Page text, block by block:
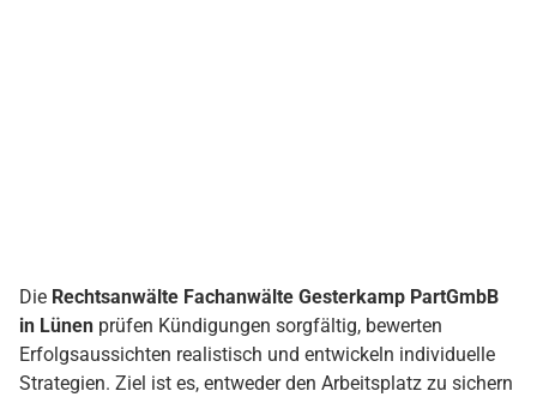
Ob Sie Ihren Job behalten oder eine Abfindung annehmen
sollten, hängt immer vom Einzelfall ab. Rechtliche
Erfolgsaussichten, wirtschaftliche Perspektiven und
persönliche Ziele müssen gemeinsam betrachtet werden.